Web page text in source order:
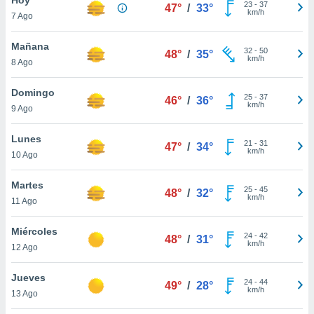
en
más
nuestra
de
cookies
aceptar
7 Ago
47° / 33° 23- 37
km/h
Mañana
8 Ago
48° / 35° 32- 50
km/h
Domingo
9 Ago
46° / 36° 25- 37
km/h
Lunes
10 Ago
47° / 34° 21 - 31
km/h
Martes
11 Ago
48° / 32° 25- 45
km/h
Miércoles
12 Ago
48° / 31° 24- 42
km/h
Jueves
13 Ago
49° / 28° 24- 44
km/h